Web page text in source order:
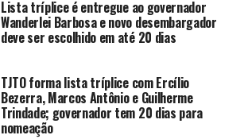
Lista tríplice é entregue ao governador
Wanderlei Barbosa e novo desembargador
deve ser escolhido em até 20 dias
TJTO forma lista tríplice com Ercílio
Bezerra, Marcos Antônio e Guilherme
Trindade; governador tem 20 dias para
nomeação